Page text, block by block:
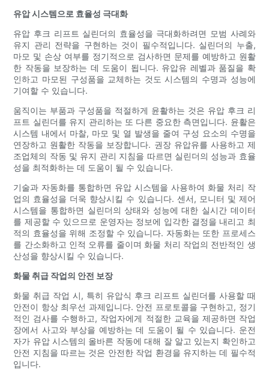
유압 시스템으로 효율성 극대화
유압 후크 리프트 실린더의 효율성을 극대화하려면 모범 사례와
유지 관리 전략을 구현하는 것이 필수적입니다. 실린더의 누출,
마모 및 손상 여부를 정기적으로 검사하면 문제를 예방하고 원활
한 작동을 보장하는 데 도움이 됩니다. 유압유 레벨과 품질을 확
인하고 마모된 구성품을 교체하는 것도 시스템의 수명과 성능에
기여할 수 있습니다.
움직이는 부품과 구성품을 적절하게 윤활하는 것은 유압 후크 리
프트 실린더를 유지 관리하는 또 다른 중요한 측면입니다. 윤활은
시스템 내에서 마찰, 마모 및 열 발생을 줄여 구성 요소의 수명을
연장하고 원활한 작동을 보장합니다. 권장 유압유를 사용하고 제
조업체의 작동 및 유지 관리 지침을 따르면 실린더의 성능과 효율
성을 최적화하는 데 도움이 될 수 있습니다.
기술과 자동화를 통합하면 유압 시스템을 사용하여 화물 처리 작
업의 효율성을 더욱 향상시킬 수 있습니다. 센서, 모니터 및 제어
시스템을 통합하면 실린더의 상태와 성능에 대한 실시간 데이터
를 제공할 수 있으므로 운영자는 정보에 입각한 결정을 내리고 최
적의 효율성을 위해 조정할 수 있습니다. 자동화는 또한 프로세스
를 간소화하고 인적 오류를 줄이며 화물 처리 작업의 전반적인 생
산성을 향상시킬 수 있습니다.
화물 취급 작업의 안전 보장
화물 취급 작업 시, 특히 유압식 후크 리프트 실린더를 사용할 때
안전이 항상 최우선 과제입니다. 안전 프로토콜을 구현하고, 정기
적인 검사를 수행하고, 작업자에게 적절한 교육을 제공하면 작업
장에서 사고와 부상을 예방하는 데 도움이 될 수 있습니다. 운전
자가 유압 시스템의 올바른 작동에 대해 잘 알고 있는지 확인하고
안전 지침을 따르는 것은 안전한 작업 환경을 유지하는 데 필수적
입니다.